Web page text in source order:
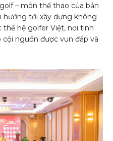
– môn thể thao của bản
hướng tới xây dựng không
thế hệ golfer Việt, nơi tinh
nguồn được vun đắp và